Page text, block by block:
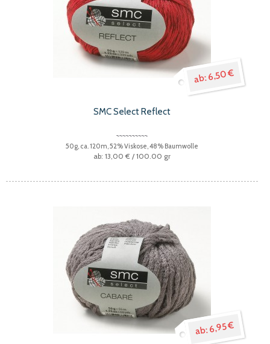
6,50 €
SMC Select Reflect
50g, ca. 120m, 52% Viskose, 48% Baumwolle
13,00 € / 100.00 gr
6,95 €